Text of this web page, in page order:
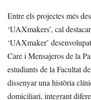
Entre els projectes més
‘UAXmakers’, cal
‘UAXmaker’
Care i Mensajeros de la
estudiants de la Facultat
dissenyar una història
domiciliari, integrant